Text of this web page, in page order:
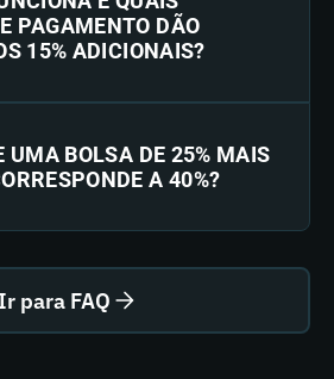
PAGAMENTO DÃO
15% ADICIONAIS?
UMA BOLSA DE 25% MAIS
A 40%?
Ir para FAQ